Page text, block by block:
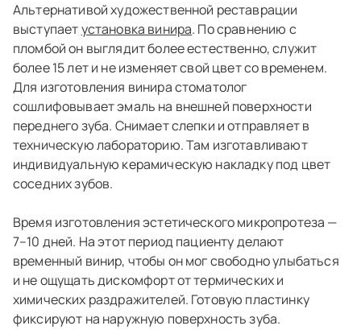
Альтернативой художественной реставрации
выступаетустановка винира. По сравнению с
пломбой он выглядит более естественно, служит
более 15 лет и не изменяет свой цвет со временем.
Для изготовления винира стоматолог
сошлифовывает эмаль на внешней поверхности
переднего зуба. Снимает слепки и отправляет в
техническую лабораторию. Там изготавливают
индивидуальную керамическую накладку под цвет
соседних зубов.
Время изготовления эстетического микропротеза —
7–10 дней. На этот период пациенту делают
временный винир, чтобы он мог свободно улыбаться
и не ощущать дискомфорт от термических и
химических раздражителей. Готовую пластинку
фиксируют на наружную поверхность зуба.